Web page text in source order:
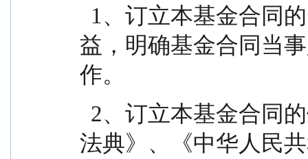
益，明确基金合同当
作。
法典》、《中华人民